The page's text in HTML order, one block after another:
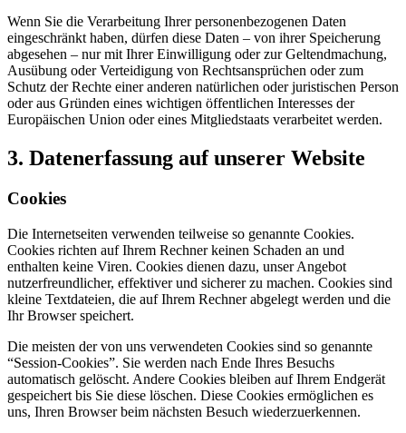
Wenn Sie die Verarbeitung Ihrer personenbezogenen Daten
eingeschränkt haben, dürfen diese Daten – von ihrer Speicherung
abgesehen – nur mit Ihrer Einwilligung oder zur Geltendmachung,
Ausübung oder Verteidigung von Rechtsansprüchen oder zum
Schutz der Rechte einer anderen natürlichen oder juristischen Person
oder aus Gründen eines wichtigen öffentlichen Interesses der
Europäischen Union oder eines Mitgliedstaats verarbeitet werden.
3. Datenerfassung auf unserer Website
Cookies
Die Internetseiten verwenden teilweise so genannte Cookies.
Cookies richten auf Ihrem Rechner keinen Schaden an und
enthalten keine Viren. Cookies dienen dazu, unser Angebot
nutzerfreundlicher, effektiver und sicherer zu machen. Cookies sind
kleine Textdateien, die auf Ihrem Rechner abgelegt werden und die
Ihr Browser speichert.
Die meisten der von uns verwendeten Cookies sind so genannte
“Session-Cookies”. Sie werden nach Ende Ihres Besuchs
automatisch gelöscht. Andere Cookies bleiben auf Ihrem Endgerät
gespeichert bis Sie diese löschen. Diese Cookies ermöglichen es
uns, Ihren Browser beim nächsten Besuch wiederzuerkennen.